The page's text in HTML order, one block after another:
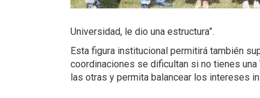
Universidad, le dio una estructura”.
Esta figura institucional permitirá también
coordinaciones se dificultan si no tienes
las otras y permita balancear los intereses